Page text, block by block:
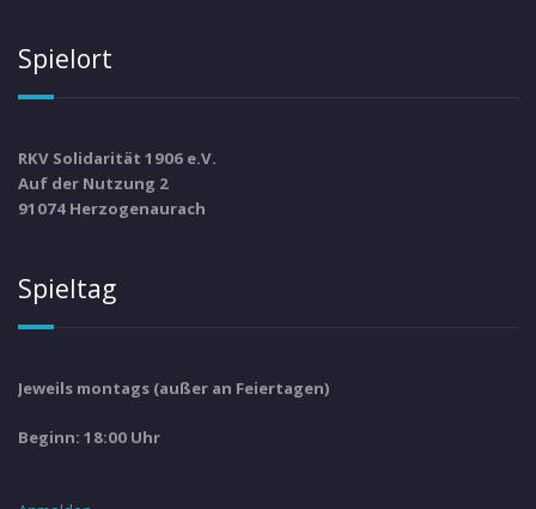
Spielort
RKV Solidarität 1906 e.V.
Auf der Nutzung 2
91074 Herzogenaurach
Spieltag
Jeweils montags (außer an Feiertagen)
Beginn: 18:00 Uhr